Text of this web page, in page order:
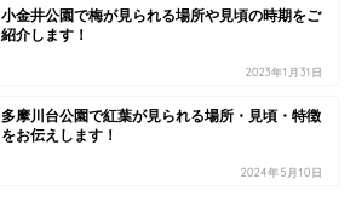
小金井公園で梅が見られる場所や見頃の時期をご
紹介します！
2023年1月31日
多摩川台公園で紅葉が見られる場所・見頃・特徴
をお伝えします！
2024年5月10日